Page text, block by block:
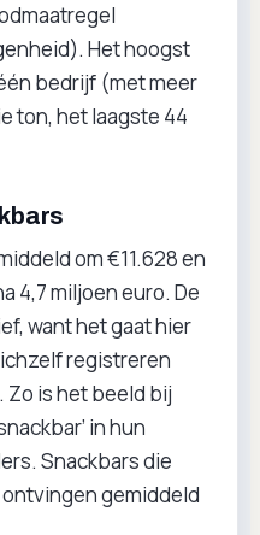
Het hoogst
bedrijf (met meer
ton, het laagste 44
om €11.628 en
4,7 miljoen euro. De
want het gaat hier
registreren
Zo is het beeld bij
in hun
Snackbars die
gemiddeld